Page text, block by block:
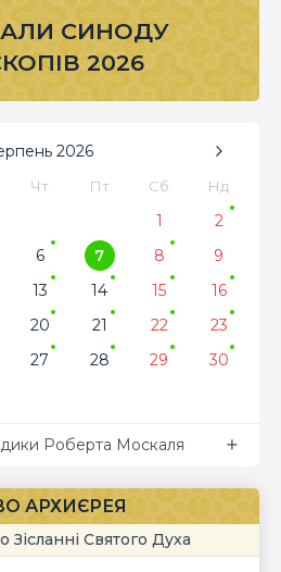
СИНОДУ
2026
2026
Чт Пт Сб Нд
1
2
6 7 8
9
13 14 15
16
20 21 22
23
27 28 29
30
Роберта Москаля
АРХИЄРЕЯ
Зісланні Святого Духа